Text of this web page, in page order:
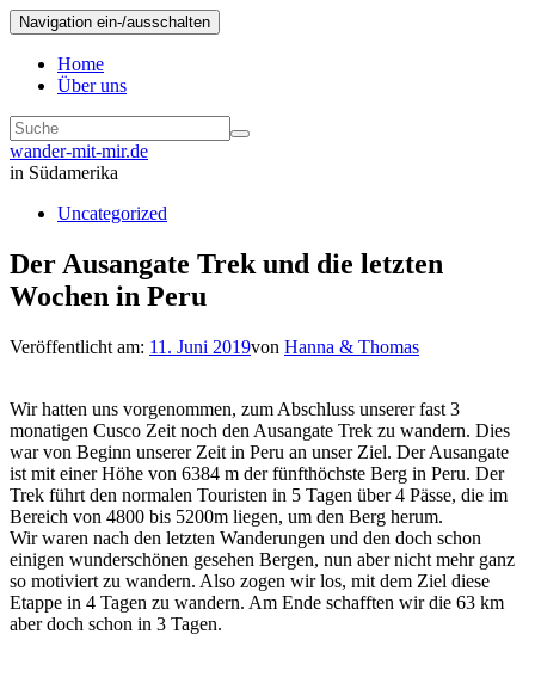
Navigation ein-/ausschalten
Home
Über uns
wander-mit-mir.de
in Südamerika
Uncategorized
Der Ausangate Trek und die letzten
Wochen in Peru
Veröffentlicht am: 11. Juni 2019von Hanna & Thomas
Wir hatten uns vorgenommen, zum Abschluss unserer fast 3
monatigen Cusco Zeit noch den Ausangate Trek zu wandern. Dies
war von Beginn unserer Zeit in Peru an unser Ziel. Der Ausangate
ist mit einer Höhe von 6384 m der fünfthöchste Berg in Peru. Der
Trek führt den normalen Touristen in 5 Tagen über 4 Pässe, die im
Bereich von 4800 bis 5200m liegen, um den Berg herum.
Wir waren nach den letzten Wanderungen und den doch schon
einigen wunderschönen gesehen Bergen, nun aber nicht mehr ganz
so motiviert zu wandern. Also zogen wir los, mit dem Ziel diese
Etappe in 4 Tagen zu wandern. Am Ende schafften wir die 63 km
aber doch schon in 3 Tagen.